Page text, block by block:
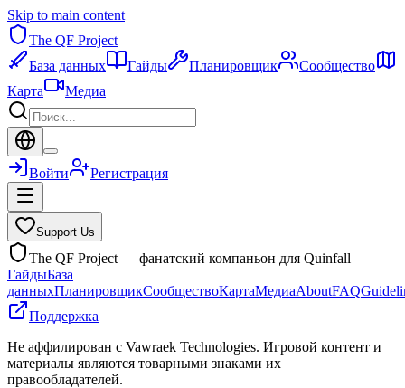
Skip to main content
The QF Project
База данных
Гайды Планировщик
Сообщество
Карта
Медиа
Войти Регистрация
Support Us
The QF Project — фанатский компаньон для Quinfall
ГайдыБаза
данныхПланировщикСообществоКартаМедиаAboutFAQ
Поддержка
Не аффилирован с Vawraek Technologies. Игровой контент и
материалы являются товарными знаками их
правообладателей.